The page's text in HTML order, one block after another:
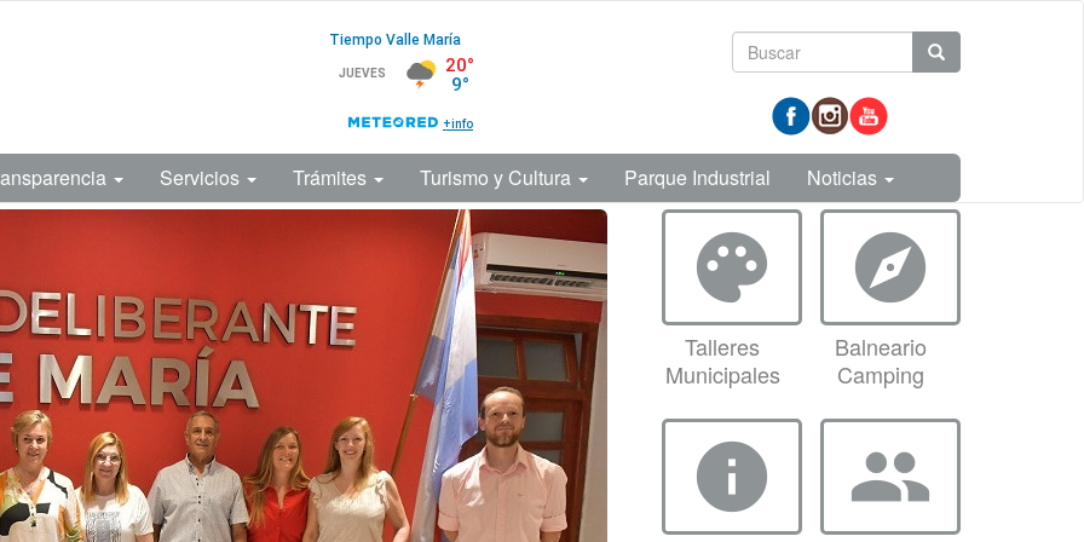
Formulario
de
búsqueda
Servicios Trámites Turismo y Cultura Parque Industrial Noticias
palette
Talleres
Municipales
explore
Balneario
Camping
info group